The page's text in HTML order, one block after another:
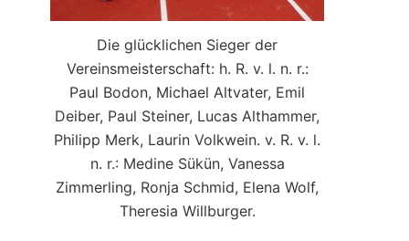
Die glücklichen Sieger der
Vereinsmeisterschaft: h. R. v. l. n. r.:
Paul Bodon, Michael Altvater, Emil
Deiber, Paul Steiner, Lucas Althammer,
Philipp Merk, Laurin Volkwein. v. R. v. l.
n. r.: Medine Sükün, Vanessa
Zimmerling, Ronja Schmid, Elena Wolf,
Theresia Willburger.